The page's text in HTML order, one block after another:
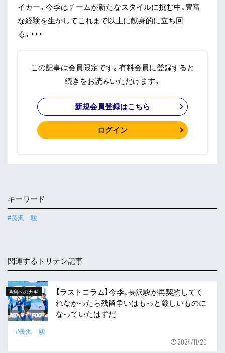
イカー。今季はチームが新たなスタイルに挑む中、豊富
な経験を生かしてこれまで以上に献身的に立ち回
る。・・・
この記事は会員限定です。有料会員に登録すると
続きをお読みいただけます。
新規会員登録はこちら
ログイン
キーワード
#長沢 駿
関連するトリテン記事
勝利へのカギ
【ラストコラム】今季、長沢駿が再契約してく
れなかったら残留争いはもっと厳しいものに
なっていたはずだ
#長沢 駿
2024/11/20